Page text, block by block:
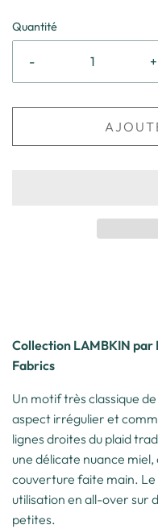
Quantité
- +
Collection LAMBKIN
Fabrics
Un motif très classique
aspect irrégulier et
lignes droites du plaid
une délicate nuance
couverture faite main.
utilisation en all-over sur
petites.